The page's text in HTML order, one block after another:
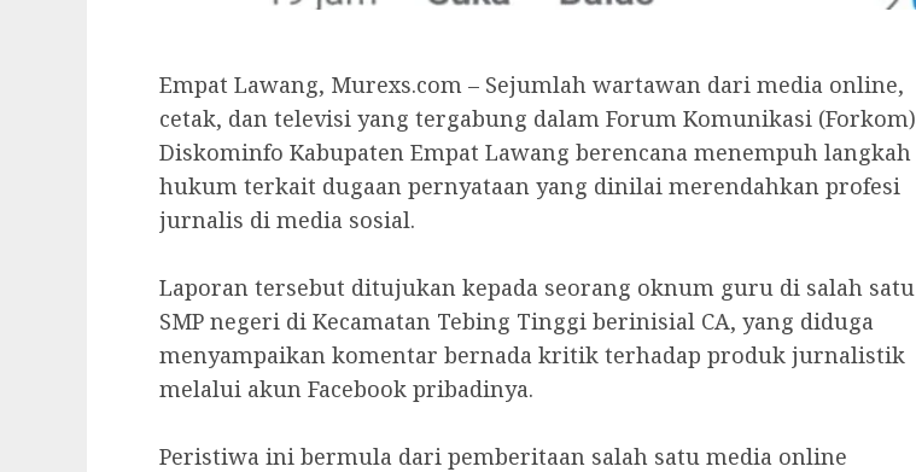
‎‎Empat Lawang, Murexs.com – Sejumlah wartawan dari media online,
cetak, dan televisi yang tergabung dalam Forum Komunikasi (Forkom)
Diskominfo Kabupaten Empat Lawang berencana menempuh langkah
hukum terkait dugaan pernyataan yang dinilai merendahkan profesi
jurnalis di media sosial.
‎Laporan tersebut ditujukan kepada seorang oknum guru di salah satu
SMP negeri di Kecamatan Tebing Tinggi berinisial CA, yang diduga
menyampaikan komentar bernada kritik terhadap produk jurnalistik
melalui akun Facebook pribadinya.
‎Peristiwa ini bermula dari pemberitaan salah satu media online